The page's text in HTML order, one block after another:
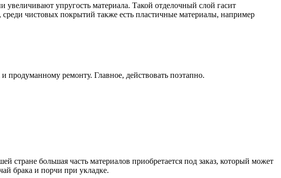
упругость материала. Такой отделочный слой гасит
чистовых покрытий также есть пластичные материалы, например
ремонту. Главное, действовать поэтапно.
стране большая часть материалов приобретается под заказ, который может
брака и порчи при укладке.